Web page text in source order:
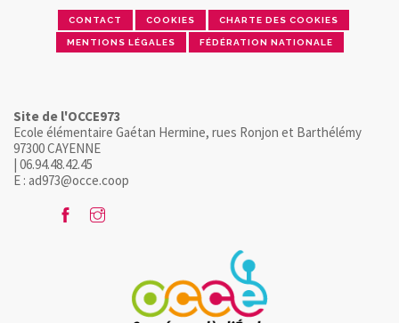
CONTACT COOKIES CHARTE DES COOKIES
MENTIONS LÉGALES FÉDÉRATION NATIONALE
Site de l'OCCE973
Ecole élémentaire Gaétan Hermine, rues Ronjon et Barthélémy
97300 CAYENNE
| 06.94.48.42.45
E : ad973@occe.coop